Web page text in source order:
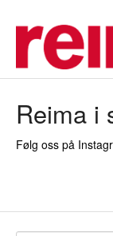
Reima i
Følg oss på